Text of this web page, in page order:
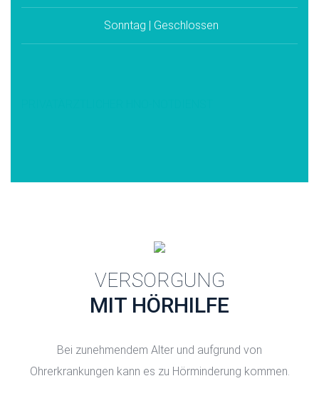
Sonntag | Geschlossen
VERSORGUNG
MIT HÖRHILFE
Bei zunehmendem Alter und aufgrund von
Ohrerkrankungen kann es zu Hörminderung kommen.